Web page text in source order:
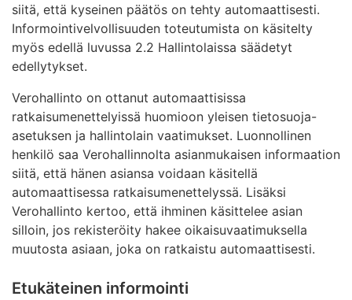
siitä, että kyseinen päätös on tehty automaattisesti.
Informointivelvollisuuden toteutumista on käsitelty
myös edellä luvussa 2.2 Hallintolaissa säädetyt
edellytykset.
Verohallinto on ottanut automaattisissa
ratkaisumenettelyissä huomioon yleisen tietosuoja-
asetuksen ja hallintolain vaatimukset. Luonnollinen
henkilö saa Verohallinnolta asianmukaisen informaation
siitä, että hänen asiansa voidaan käsitellä
automaattisessa ratkaisumenettelyssä. Lisäksi
Verohallinto kertoo, että ihminen käsittelee asian
silloin, jos rekisteröity hakee oikaisuvaatimuksella
muutosta asiaan, joka on ratkaistu automaattisesti.
Etukäteinen informointi